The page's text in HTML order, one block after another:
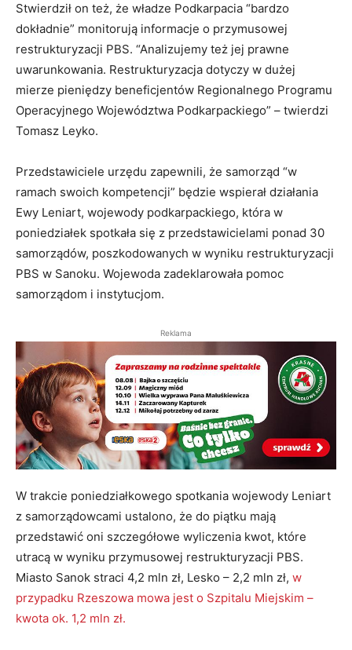
Stwierdził on też, że władze Podkarpacia “bardzo
dokładnie” monitorują informacje o przymusowej
restrukturyzacji PBS. “Analizujemy też jej prawne
uwarunkowania. Restrukturyzacja dotyczy w dużej
mierze pieniędzy beneficjentów Regionalnego Programu
Operacyjnego Województwa Podkarpackiego” – twierdzi
Tomasz Leyko.
Przedstawiciele urzędu zapewnili, że samorząd “w
ramach swoich kompetencji” będzie wspierał działania
Ewy Leniart, wojewody podkarpackiego, która w
poniedziałek spotkała się z przedstawicielami ponad 30
samorządów, poszkodowanych w wyniku restrukturyzacji
PBS w Sanoku. Wojewoda zadeklarowała pomoc
samorządom i instytucjom.
Reklama
W trakcie poniedziałkowego spotkania wojewody Leniart
z samorządowcami ustalono, że do piątku mają
przedstawić oni szczegółowe wyliczenia kwot, które
utracą w wyniku przymusowej restrukturyzacji PBS.
Miasto Sanok straci 4,2 mln zł, Lesko – 2,2 mln zł, w
przypadku Rzeszowa mowa jest o Szpitalu Miejskim –
kwota ok. 1,2 mln zł.